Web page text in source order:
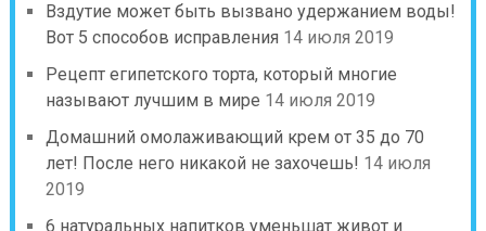
Вздутие может быть вызвано удержанием воды!
Вот 5 способов исправления 14 июля 2019
Рецепт египетского торта, который многие
называют лучшим в мире 14 июля 2019
Домашний омолаживающий крем от 35 до 70
лет! После него никакой не захочешь! 14 июля
2019
6 натуральных напитков уменьшат живот и